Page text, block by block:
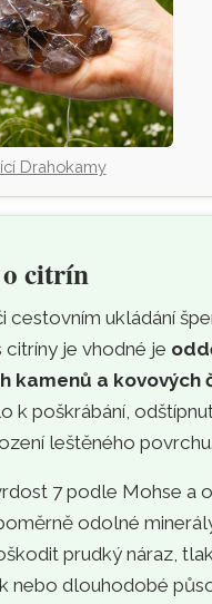
Drahokamy
o citrín
cestovním ukládání
citríny je vhodné je
kamenů a kovových
k poškrábání,
leštěného povrchu.
7 podle Mohse a
odolné
prudký náraz,
nebo dlouhodobé